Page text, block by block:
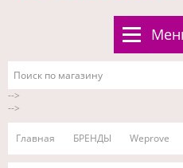
-->
-->
Главная БРЕНДЫ Weprove